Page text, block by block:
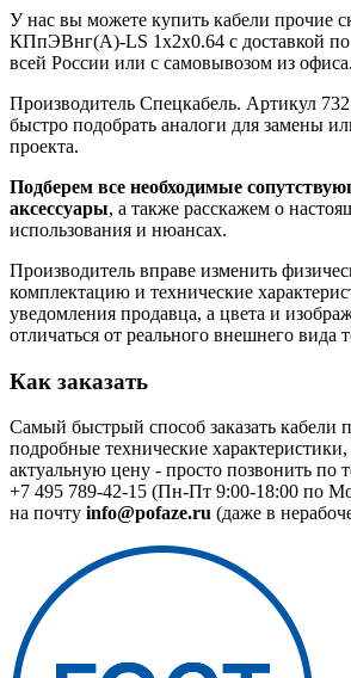
У нас вы можете купить кабели прочие
КПпЭВнг(А)-LS 1х2х0.64 с доставкой по
всей России или с самовывозом из
Производитель Спецкабель. Артикул
быстро подобрать аналоги для замены
проекта.
Подберем все необходимые
аксессуары, а также расскажем о
использования и нюансах.
Производитель вправе изменить
комплектацию и технические
уведомления продавца, а цвета и
отличаться от реального внешнего вида
Как заказать
Самый быстрый способ заказать кабели
подробные технические
актуальную цену - просто позвонить по
+7 495 789-42-15 (Пн-Пт 9:00-18:00 по
на почту info@pofaze.ru (даже в